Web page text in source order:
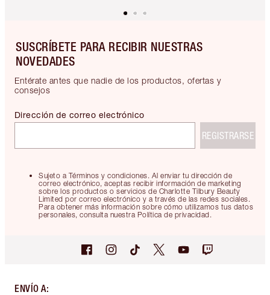
SUSCRÍBETE PARA RECIBIR NUESTRAS
NOVEDADES
Entérate antes que nadie de los productos, ofertas y
consejos
Sujeto a Términos y condiciones. Al enviar tu dirección de
correo electrónico, aceptas recibir información de marketing
sobre los productos o servicios de Charlotte Tilbury Beauty
Limited por correo electrónico y a través de las redes sociales.
Para obtener más información sobre cómo utilizamos tus datos
personales, consulta nuestra Política de privacidad.
Dirección de correo electrónico
REGISTRARSE
ENVÍO A: